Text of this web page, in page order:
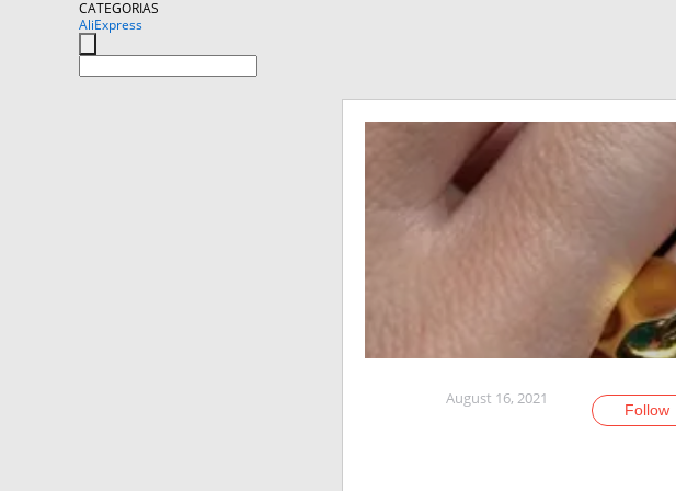
CATEGORIAS
AliExpress
August 16, 2021
Follow